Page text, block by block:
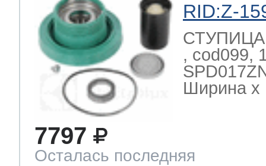
RID:Z-
СТУПИЦА
, cod099,
Ширина х
7797
Осталась последняя